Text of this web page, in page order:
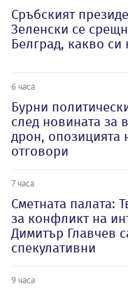
Сръбският
Зеленски се
Белград, какво си
6 часа
Бурни
след новината за
дрон, опозицията
отговори
7 часа
Сметната палата:
за конфликт на
Димитър Главчев
спекулативни
9 часа